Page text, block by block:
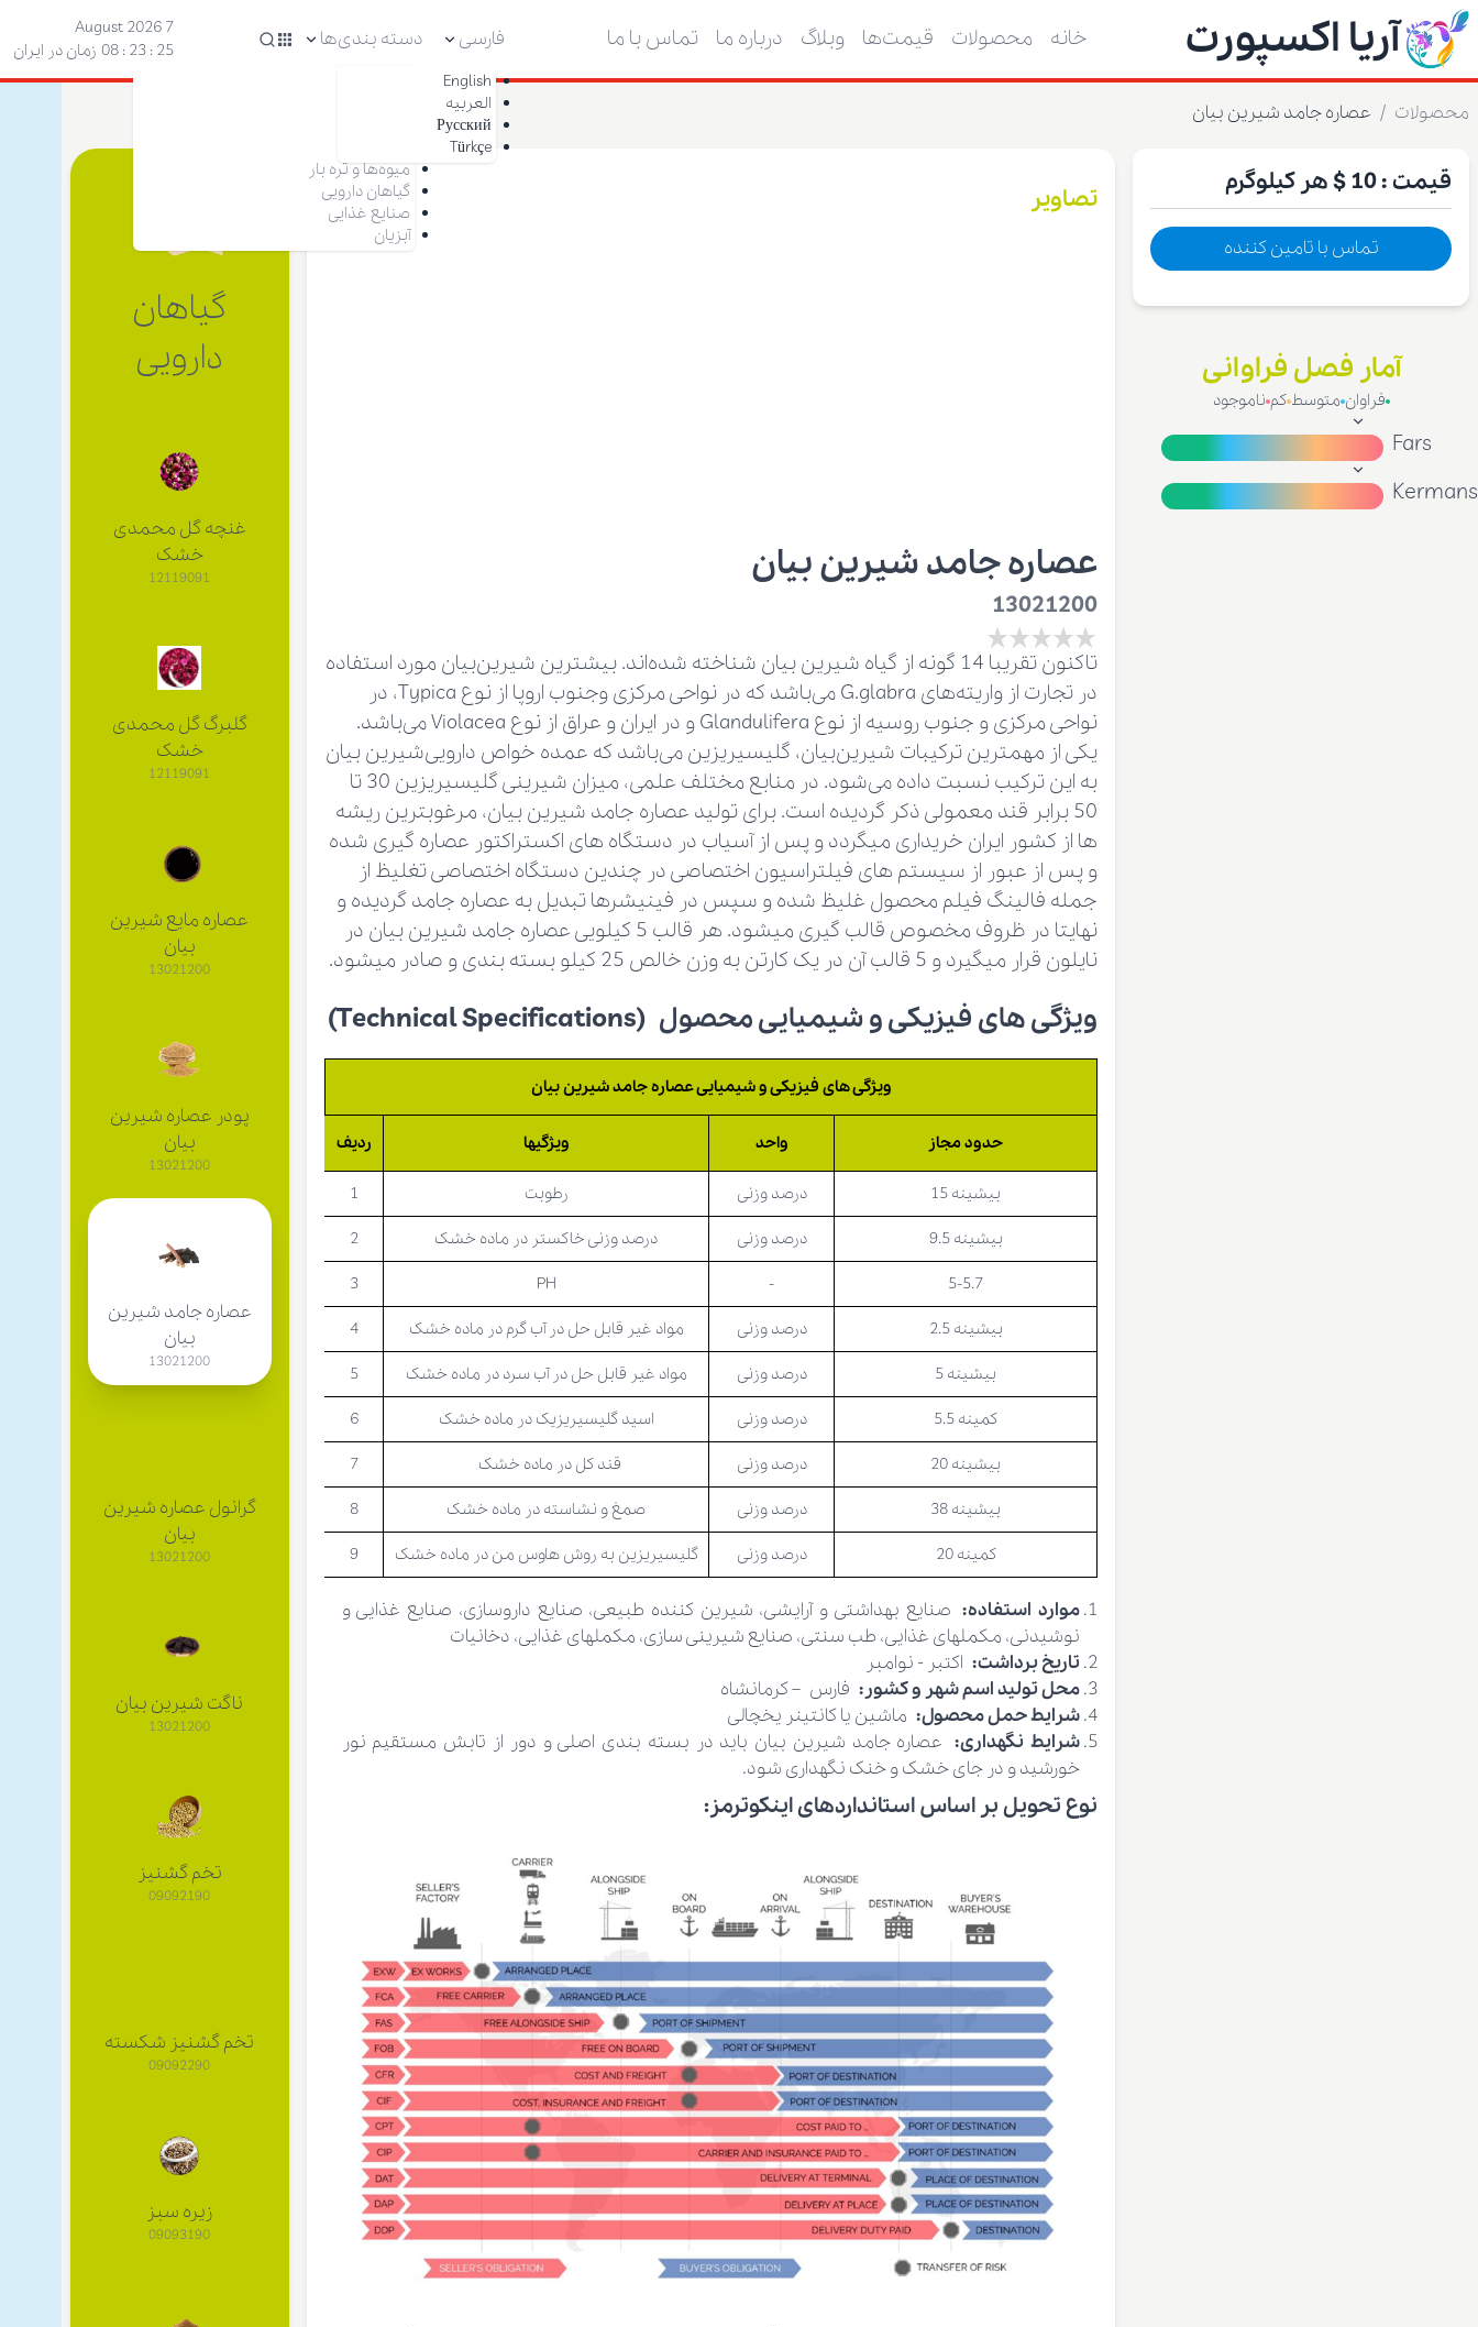
آریا اکسپورت خانه محصولات قیمت‌ها وبلاگ درباره ما تماس با ما فارسی
English
العربیه
Русский
Türkçe
دسته بندی‌ها
میوه‌ها و تره بار
گیاهان دارویی
صنایع غذایی
آبزیان
7 August 2026
26 : 23 : 08
زمان در ایران
محصولات / عصاره جامد شیرین بیان
قیمت : هر کیلوگرم
تماس با تامین کننده
آمار فصل فراوانی
فراوان متوسط کم ناموجود
Fars
تصاویر
عصاره جامد شیرین بیان
13021200
تاکنون تقریبا 14 گونه از گیاه شیرین بیان شناخته شده‌اند. بیشترین شیرین‌بیان مورد استفاده
در تجارت از واریته‌های G.glabra می‌باشد که در نواحی مرکزی وجنوب اروپا از نوع Typica، در
نواحی مرکزی و جنوب روسیه از نوع Glandulifera و در ایران و عراق از نوع Violacea می‌باشد.
یکی از مهمترین ترکیبات شیرین‌بیان، گلیسیریزین می‌باشد که عمده خواص دارویی‌شیرین بیان
به این ترکیب نسبت داده می‌شود. در منابع مختلف علمی، میزان شیرینی گلیسیریزین 30 تا
50 برابر قند معمولی ذکر گردیده است. برای تولید عصاره جامد شیرین بیان، مرغوبترین ریشه
ها از کشور ایران خریداری میگردد و پس از آسیاب در دستگاه های اکستراکتور عصاره گیری شده
و پس از عبور از سیستم های فیلتراسیون اختصاصی در چندین دستگاه اختصاصی تغلیظ از
جمله فالینگ فیلم محصول غلیظ شده و سپس در فینیشرها تبدیل به عصاره جامد گردیده و
نهایتا در ظروف مخصوص قالب گیری میشود. هر قالب 5 کیلویی عصاره جامد شیرین بیان در
نایلون قرار میگیرد و 5 قالب آن در یک کارتن به وزن خالص 25 کیلو بسته بندی و صادر میشود.
ویژگی های فیزیکی و شیمیایی محصول (Technical Specifications)
ویژگی های فیزیکی و شیمیایی عصاره جامد شیرین بیان
حدود مجاز واحد ویژگیها ردیف
بیشینه 15 درصد وزنی رطوبت 1
بیشینه 9.5 درصد وزنی درصد وزنی خاکستر در ماده خشک 2
5-5.7
-
PH
3
بیشینه 2.5 درصد وزنی مواد غیر قابل حل در آب گرم در ماده خشک 4
بیشینه 5 درصد وزنی مواد غیر قابل حل در آب سرد در ماده خشک 5
کمینه 5.5 درصد وزنی اسید گلیسیریزیک در ماده خشک 6
بیشینه 20 درصد وزنی قند کل در ماده خشک 7
بیشینه 38 درصد وزنی صمغ و نشاسته در ماده خشک 8
کمینه 20 درصد وزنی گلیسیریزین به روش هاوس من در ماده خشک 9
موارد استفاده: صنایع بهداشتی و آرایشی، شیرین کننده طبیعی، صنایع داروسازی، صنایع غذایی و
نوشیدنی، مکملهای غذایی، طب سنتی، صنایع شیرینی سازی، مکملهای غذایی، دخانیات
تاریخ برداشت: اکتبر - نوامبر
محل تولید اسم شهر و کشور: فارس – کرمانشاه
شرایط حمل محصول: ماشین یا کانتینر یخچالی
شرایط نگهداری: عصاره جامد شیرین بیان بايد در بسته بندی اصلی و دور از تابش مستقيم نور
خورشيد و در جای خشک و خنک نگهداری شود.
نوع تحویل بر اساس استانداردهای اینکوترمز:
گیاهان
دارویی
غنچه گل محمدی
خشک
12119091
گلبرگ گل محمدی
خشک
12119091
عصاره مایع شیرین
بیان
13021200
پودر عصاره شیرین
بیان
13021200
عصاره جامد شیرین
بیان
13021200
گرانول عصاره شیرین
بیان
13021200
ناگت شیرین بیان
13021200
تخم گشنیز
09092190
تخم گشنیز شکسته
09092290
زیره سبز
09093190